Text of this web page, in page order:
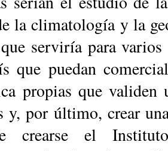
la climatología y la
serviría para
que puedan
propias que
y, por último, crear
crearse el